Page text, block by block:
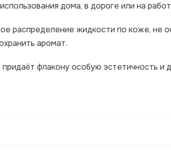
дома, в дороге или на
распределение жидкости по коже, не
аромат.
флакону особую эстетичность и